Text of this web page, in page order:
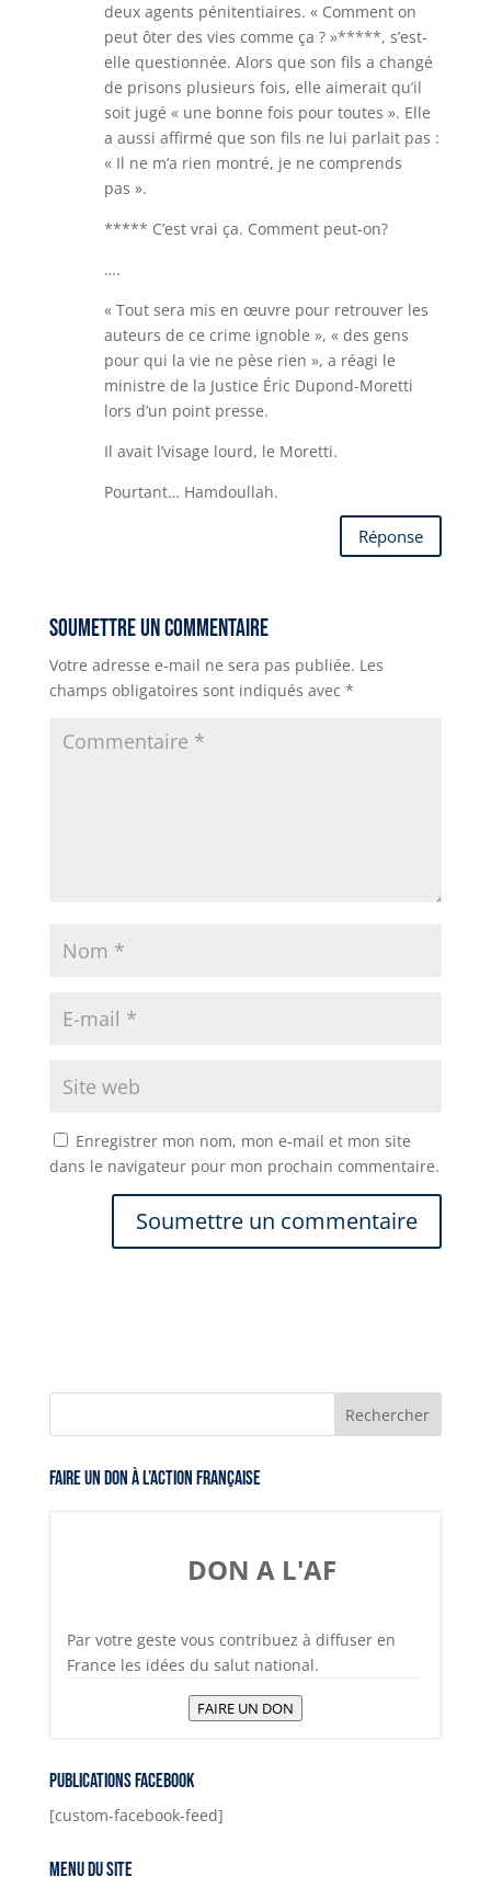
deux agents pénitentiaires. « Comment on
peut ôter des vies comme ça ? »*****, s’est-
elle questionnée. Alors que son fils a changé
de prisons plusieurs fois, elle aimerait qu’il
soit jugé « une bonne fois pour toutes ». Elle
a aussi affirmé que son fils ne lui parlait pas :
« Il ne m’a rien montré, je ne comprends
pas ».
***** C’est vrai ça. Comment peut-on?
….
« Tout sera mis en œuvre pour retrouver les
auteurs de ce crime ignoble », « des gens
pour qui la vie ne pèse rien », a réagi le
ministre de la Justice Éric Dupond-Moretti
lors d’un point presse.
Il avait l’visage lourd, le Moretti.
Pourtant… Hamdoullah.
Réponse
Soumettre un commentaire
Votre adresse e-mail ne sera pas publiée. Les
champs obligatoires sont indiqués avec *
Enregistrer mon nom, mon e-mail et mon site
dans le navigateur pour mon prochain commentaire.
Faire un don à l’Action Française
DON A L'AF
Par votre geste vous contribuez à diffuser en
France les idées du salut national.
FAIRE UN DON
Publications Facebook
[custom-facebook-feed]
Menu du site